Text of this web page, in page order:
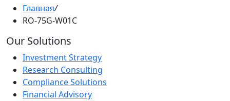
Главная/
RO-75G-W01С
Our Solutions
Investment Strategy
Research Consulting
Compliance Solutions
Financial Advisory